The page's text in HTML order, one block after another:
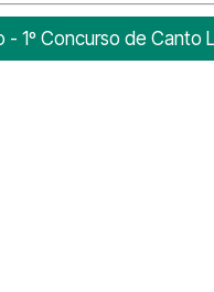
- 1º Concurso de Canto